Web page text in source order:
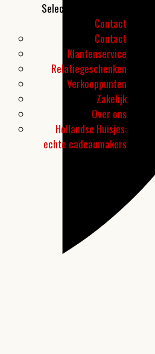
Selecteer een pagina
Contact
Contact
Klantenservice
Relatiegeschenken
Verkooppunten
Zakelijk
Over ons
Hollandse Huisjes:
echte cadeaumakers